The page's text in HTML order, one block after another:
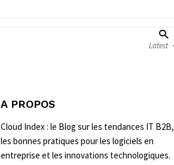
Latest
A PROPOS
Cloud Index : le Blog sur les tendances IT B2B,
les bonnes pratiques pour les logiciels en
entreprise et les innovations technologiques.